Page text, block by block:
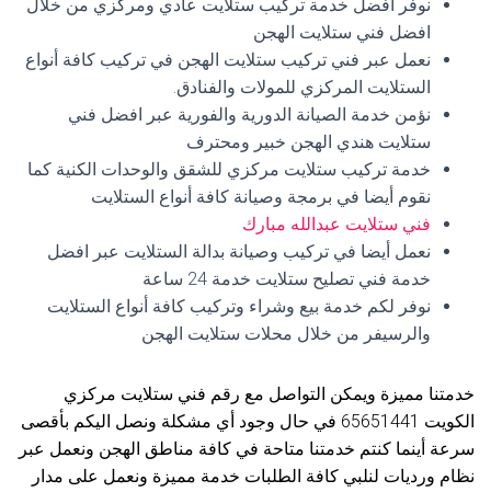
نوفر افضل خدمة تركيب ستلايت عادي ومركزي من خلال
افضل فني ستلايت الهجن
نعمل عبر فني تركيب ستلايت الهجن في تركيب كافة أنواع
الستلايت المركزي للمولات والفنادق.
نؤمن خدمة الصيانة الدورية والفورية عبر افضل فني
ستلايت هندي الهجن خبير ومحترف
خدمة تركيب ستلايت مركزي للشقق والوحدات الكنية كما
نقوم أيضا في برمجة وصيانة كافة أنواع الستلايت
فني ستلايت عبدالله مبارك
نعمل أيضا في تركيب وصيانة بدالة الستلايت عبر افضل
خدمة فني تصليح ستلايت خدمة 24 ساعة
نوفر لكم خدمة بيع وشراء وتركيب كافة أنواع الستلايت
والرسيفر من خلال محلات ستلايت الهجن
خدمتنا مميزة ويمكن التواصل مع رقم فني ستلايت مركزي
الكويت 65651441 في حال وجود أي مشكلة ونصل اليكم بأقصى
سرعة أينما كنتم خدمتنا متاحة في كافة مناطق الهجن ونعمل عبر
نظام ورديات لنلبي كافة الطلبات خدمة مميزة ونعمل على مدار